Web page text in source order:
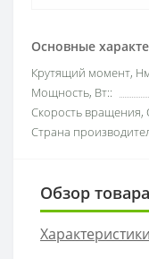
Основные
Крутящий момент,
Мощность, Вт::
Скорость вращения,
Страна
Обзор товара
Характеристики